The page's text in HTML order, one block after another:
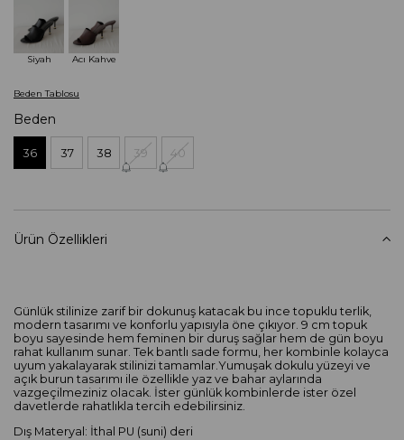
Siyah Acı Kahve
Beden Tablosu
Beden
36 37 38 39 40
Ürün Özellikleri
Günlük stilinize zarif bir dokunuş katacak bu ince topuklu terlik,
modern tasarımı ve konforlu yapısıyla öne çıkıyor. 9 cm topuk
boyu sayesinde hem feminen bir duruş sağlar hem de gün boyu
rahat kullanım sunar. Tek bantlı sade formu, her kombinle kolayca
uyum yakalayarak stilinizi tamamlar.Yumuşak dokulu yüzeyi ve
açık burun tasarımı ile özellikle yaz ve bahar aylarında
vazgeçilmeziniz olacak. İster günlük kombinlerde ister özel
davetlerde rahatlıkla tercih edebilirsiniz.
Dış Materyal: İthal PU (suni) deri